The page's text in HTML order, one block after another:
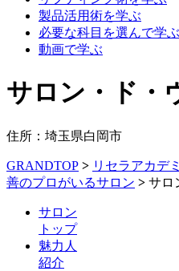
製品活用術を学ぶ
必要な科目を選んで学ぶ
動画で学ぶ
サロン・ド・
住所：埼玉県白岡市
GRANDTOP > リセラアカデ
善のプロがいるサロン > サロ
サロン
トップ
魅力人
紹介